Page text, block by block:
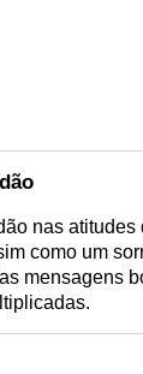
nas atitudes
como um
mensagens